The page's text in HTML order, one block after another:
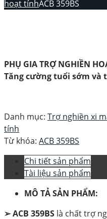
hoạt tínhACB 359BS
PHỤ GIA TRỢ NGHIỀN
Tăng cường tuổi sớm và
Danh mục: Trợ nghiền xi
tính
Từ khóa: ACB 359BS
Chi tiết sản phẩm
Tài liệu sản phẩm
MÔ TẢ SẢN PHẨM:
➢ACB 359BS là chất trợ